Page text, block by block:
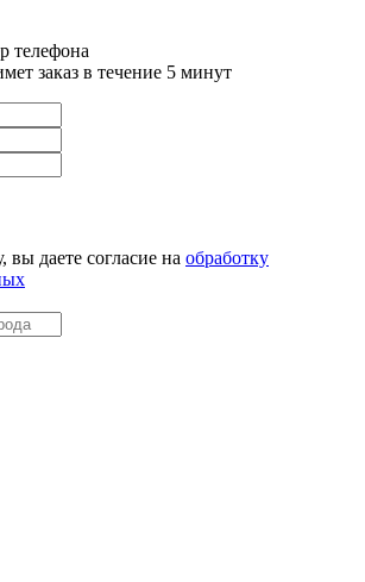
телефона
заказ в течение 5 минут
даете согласие на обработку